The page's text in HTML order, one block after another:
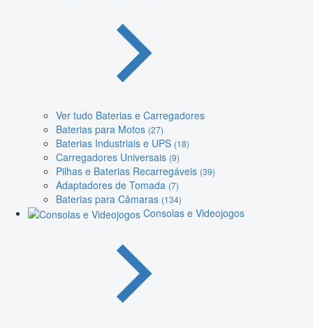
Ver tudo Baterias e Carregadores
Baterias para Motos (27)
Baterias Industriais e UPS (18)
Carregadores Universais (9)
Pilhas e Baterias Recarregáveis (39)
Adaptadores de Tomada (7)
Baterias para Câmaras (134)
Consolas e Videojogos